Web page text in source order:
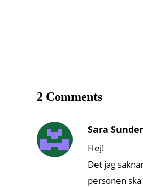
2 Comments
Sara
Hej!
Det jag
personen